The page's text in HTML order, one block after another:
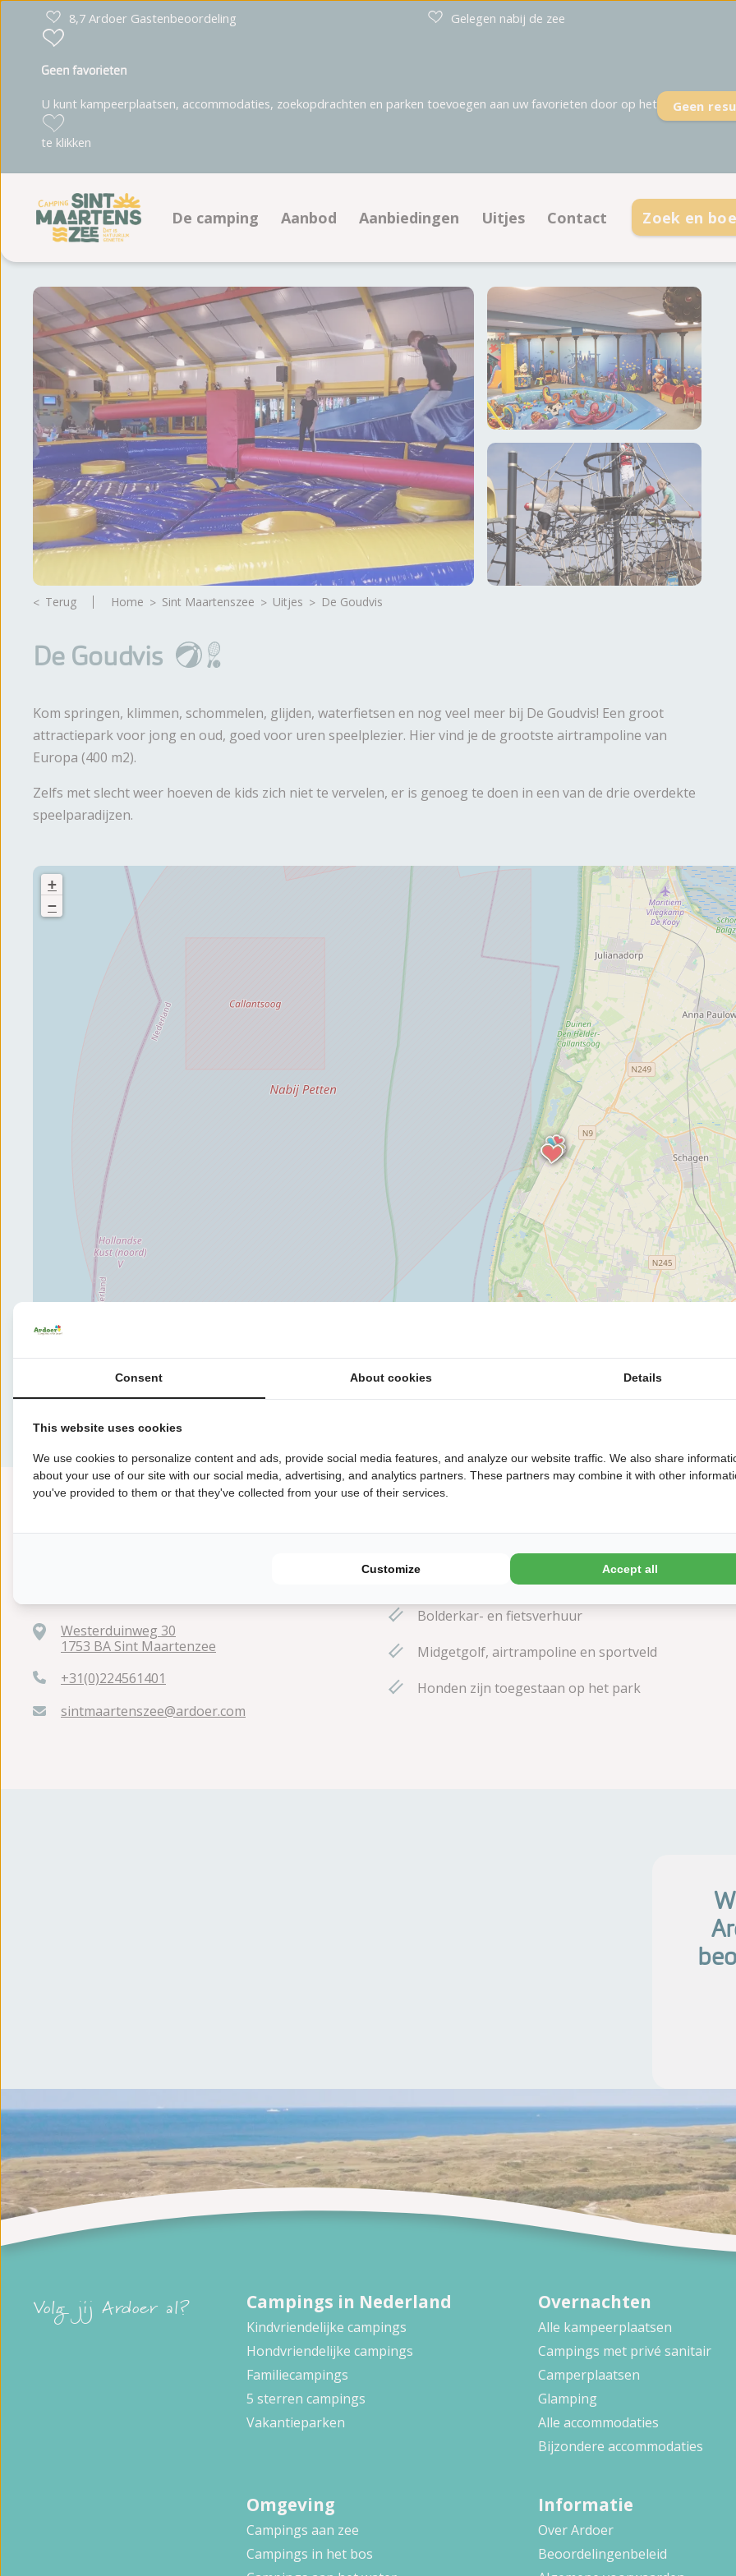
8,7 Ardoer Gastenbeoordeling Gelegen nabij de zee
Geen
Geen favorieten
U kunt kampeerplaatsen, accommodaties, zoekopdrachten en parken toevoegen aan uw favorieten door op het
te klikken
De camping
Faciliteiten
Plattegrond
Fotoalbum
Beoordelingen
Brochure
Aanbod
Kampeerplaatsen
Accommodaties
Aanbiedingen
Aanbiedingen kampeerplaatsen
Aanbiedingen accommodaties
Uitjes Contact
Contactinformatie
Veelgestelde vragen
Zoek en
Terug Home Sint Maartenszee Uitjes De Goudvis
De Goudvis
Kom springen, klimmen, schommelen, glijden, waterfietsen en nog veel meer bij De Goudvis! Een groot
attractiepark voor jong en oud, goed voor uren speelplezier. Hier vind je de grootste airtrampoline van
Europa (400 m2).
Zelfs met slecht weer hoeven de kids zich niet te vervelen, er is genoeg te doen in een van de drie overdekte
speelparadijzen.
+
−
Westerduinweg 30
1753 BA Sint Maartenzee
+31(0)224561401
sintmaartenszee@ardoer.com
Vanaf het park zo de duinen in!
Bolderkar- en fietsverhuur
Midgetgolf, airtrampoline en sportveld
Honden zijn toegestaan op het park
Volg jij Ardoer al? Campings in Nederland
Kindvriendelijke campings
Hondvriendelijke campings
Familiecampings
5 sterren campings
Vakantieparken
Overnachten
Alle kampeerplaatsen
Campings met privé sanitair
Camperplaatsen
Glamping
Alle accommodaties
Bijzondere accommodaties
Omgeving
Campings aan zee
Campings in het bos
Informatie
Over Ardoer
Beoordelingenbeleid
Consent About cookies Details
This website uses cookies
We use cookies to personalize content and ads, provide social media features, and analyze our website traffic. We also share
about your use of our site with our social media, advertising, and analytics partners. These partners may combine it with other
you've provided to them or that they've collected from your use of their services.
Customize Accept all